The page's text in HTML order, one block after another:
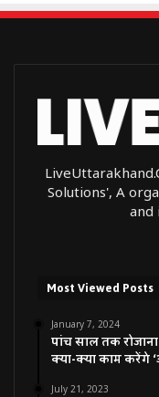
Solutions', A
and
Most Viewed Posts
January 7, 2024
पांच साल तक
क्या-क्या काम करेंगे
July 21, 2023